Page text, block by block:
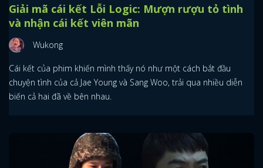
Giải mã cái kết Lỗi Logic: Mượn rượu tỏ tình
và nhận cái kết viên mãn
Wukong
Cái kết của phim khiến mình thấy nó như một cách bắt đầu
chuyện tình của cả Jae Young và Sang Woo, trải qua nhiều diễn
biến cả hai đã về bên nhau.